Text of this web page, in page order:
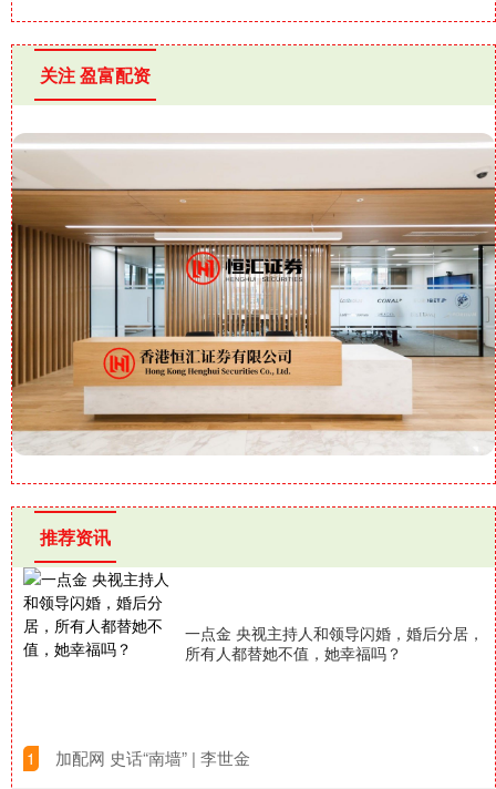
关注 盈富配资
推荐资讯
一点金 央视主持人和领导闪婚，婚后分居，
所有人都替她不值，她幸福吗？
1 ​加配网 史话“南墙” | 李世金